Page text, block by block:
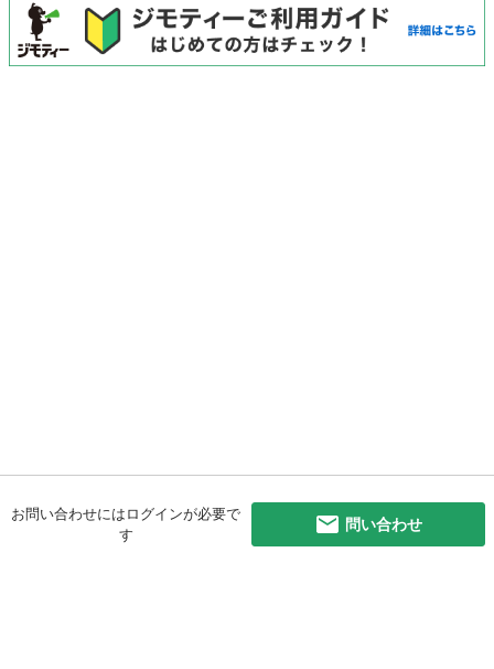
お問い合わせにはログインが必要で
す
問い合わせ